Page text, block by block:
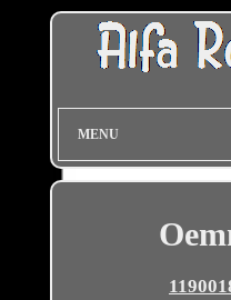
MENU